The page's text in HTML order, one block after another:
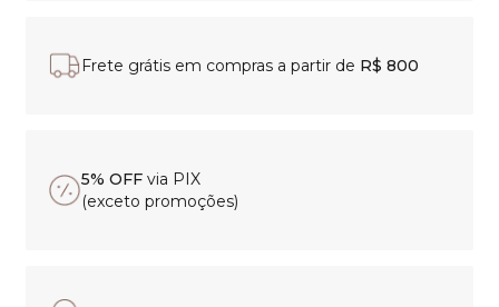
Frete grátis em compras a partir deR$ 800
5% OFFvia PIX
(exceto promoções)